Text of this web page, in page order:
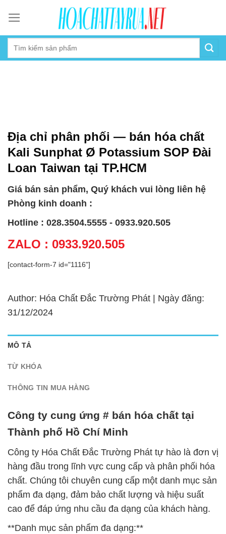
content
Địa chỉ phân phối — bán hóa chất
Kali Sunphat Ø Potassium SOP Đài
Loan Taiwan tại TP.HCM
Giá bán sản phẩm, Quý khách vui lòng liên hệ
Phòng kinh doanh :
Hotline : 028.3504.5555 - 0933.920.505
ZALO : 0933.920.505
[contact-form-7 id="1116"]
Author: Hóa Chất Đắc Trường Phát | Ngày đăng:
31/12/2024
MÔ TẢ
TỪ KHÓA
THÔNG TIN MUA HÀNG
Công ty cung ứng # bán hóa chất tại
Thành phố Hồ Chí Minh
Công ty Hóa Chất Đắc Trường Phát tự hào là đơn vị
hàng đầu trong lĩnh vực cung cấp và phân phối hóa
chất. Chúng tôi chuyên cung cấp một danh mục sản
phẩm đa dạng, đảm bảo chất lượng và hiệu suất
cao để đáp ứng nhu cầu đa dạng của khách hàng.
**Danh mục sản phẩm đa dạng:**